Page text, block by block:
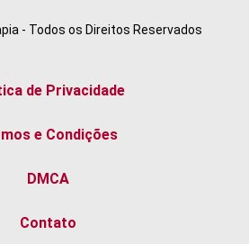
- Todos os Direitos Reservados
Contato
DMCA
e Condições
de Privacidade